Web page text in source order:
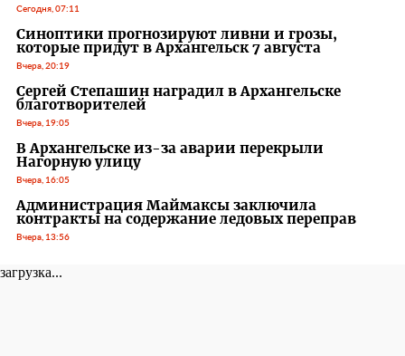
Сегодня, 07:11
Синоптики прогнозируют ливни и грозы,
которые придут в Архангельск 7 августа
Вчера, 20:19
Сергей Степашин наградил в Архангельске
благотворителей
Вчера, 19:05
В Архангельске из-за аварии перекрыли
Нагорную улицу
Вчера, 16:05
Администрация Маймаксы заключила
контракты на содержание ледовых переправ
Вчера, 13:56
загрузка...